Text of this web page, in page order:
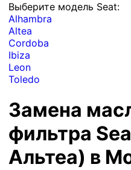
Выберите модель Seat:
Alhambra
Altea
Cordoba
Ibiza
Leon
Toledo
Замена
фильтра
Альтеа) в